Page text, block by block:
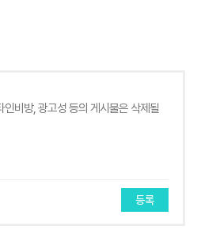
등록